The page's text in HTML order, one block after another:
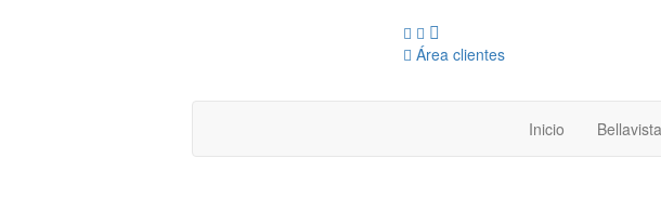
Área clientes
Inicio Bellavista